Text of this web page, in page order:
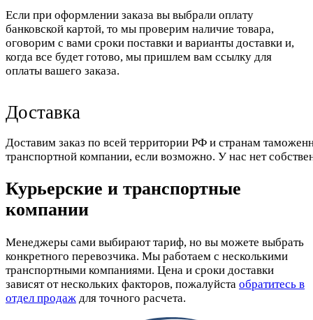
Если при оформлении заказа вы выбрали оплату
банковской картой, то мы проверим наличие товара,
оговорим с вами сроки поставки и варианты доставки и,
когда все будет готово, мы пришлем вам ссылку для
оплаты вашего заказа.
Доставка
Доставим заказ по всей территории РФ и странам
транспортной компании, если возможно. У нас нет
Курьерские и транспортные
компании
Менеджеры сами выбирают тариф, но вы можете выбрать
конкретного перевозчика. Мы работаем с несколькими
транспортными компаниями. Цена и сроки доставки
зависят от нескольких факторов, пожалуйста обратитесь в
отдел продаж для точного расчета.